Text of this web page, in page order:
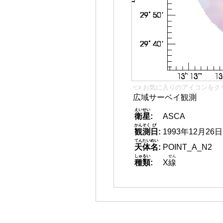
👈 お気に入りのアイコンをク
広域サーベイ観測
衛星
えいせい
:
ASCA
観測
かんそく
日
び
: 1993年12月26日
天体名
てんたいめい
: POINT_A_N2
種類
しゅるい
: X線
せん